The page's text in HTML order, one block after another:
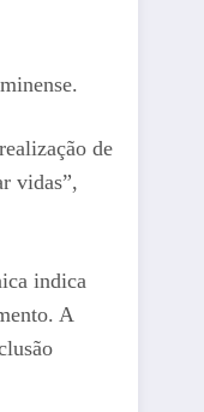
de
vidas”,
indica
A